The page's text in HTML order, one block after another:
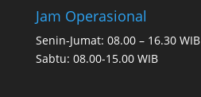
Jam Operasional
Senin-Jumat: 08.00 – 16.30 WIB
Sabtu: 08.00-15.00 WIB